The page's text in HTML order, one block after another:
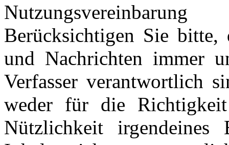
Nutzungsvereinbarung
Berücksichtigen Sie
und Nachrichten immer
Verfasser verantwortlich
weder für die
Nützlichkeit